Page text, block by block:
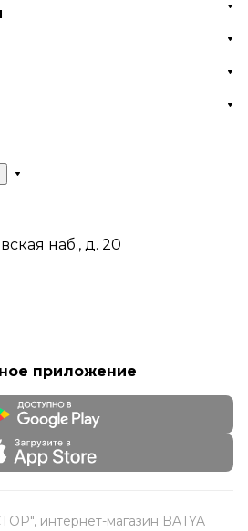
наб., д. 20
приложение
интернет-магазин BATYA